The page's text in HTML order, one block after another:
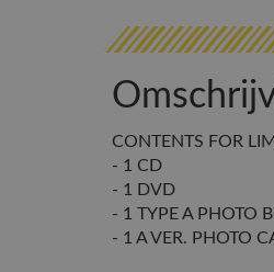
CONTENTS FOR
- 1 CD
- 1 DVD
- 1 TYPE A PHOTO
- 1 A VER. PHOTO